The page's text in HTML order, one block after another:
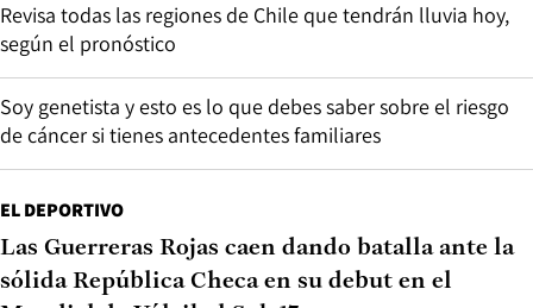
Revisa todas las regiones de Chile que tendrán lluvia hoy,
según el pronóstico
Soy genetista y esto es lo que debes saber sobre el riesgo
de cáncer si tienes antecedentes familiares
EL DEPORTIVO
Las Guerreras Rojas caen dando batalla ante la
sólida República Checa en su debut en el